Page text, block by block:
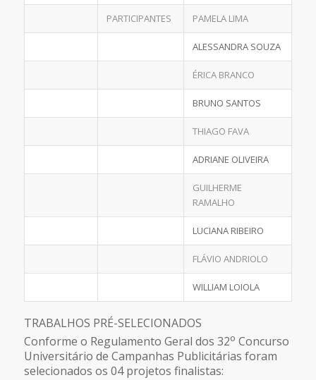
PARTICIPANTES PAMELA LIMA
ALESSANDRA SOUZA
ÉRICA BRANCO
BRUNO SANTOS
THIAGO FAVA
ADRIANE OLIVEIRA
GUILHERME
RAMALHO
LUCIANA RIBEIRO
FLÁVIO ANDRIOLO
WILLIAM LOIOLA
TRABALHOS PRÉ-SELECIONADOS
Conforme o Regulamento Geral dos 32o Concurso
Universitário de Campanhas Publicitárias foram
selecionados os 04 projetos finalistas: